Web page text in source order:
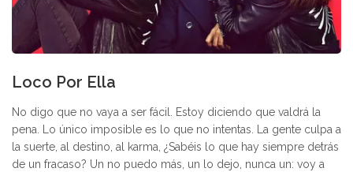
Loco Por Ella
No digo que no vaya a ser fácil. Estoy diciendo que valdrá la
pena. Lo único imposible es lo que no intentas. La gente culpa a
la suerte, al destino, al karma, ¿Sabéis lo que hay siempre detrás
de un fracaso? Un no puedo más, un lo dejo, nunca un: voy a